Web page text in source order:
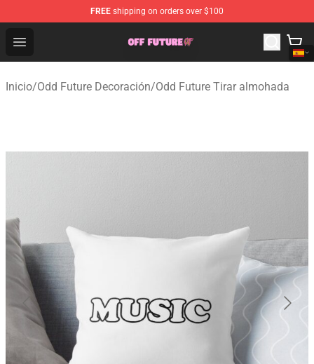
FREE shipping on orders over $100
Open menu
Odd Future Store - Official Odd Future Merchandise Shop
Inicio/Odd Future Decoración/Odd Future Tirar almohada